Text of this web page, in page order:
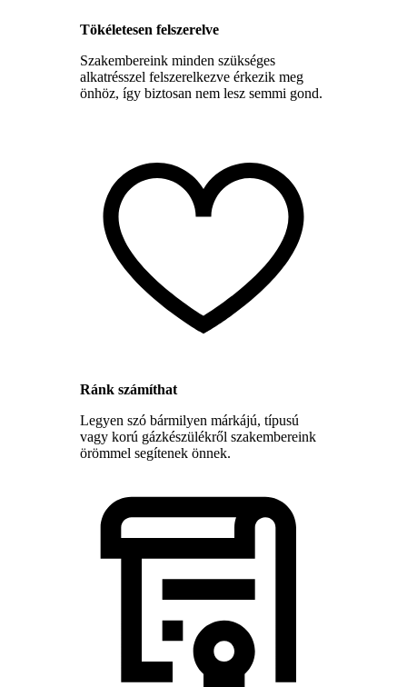
Tökéletesen felszerelve
Szakembereink minden szükséges
alkatrésszel felszerelkezve érkezik meg
önhöz, így biztosan nem lesz semmi gond.
Ránk számíthat
Legyen szó bármilyen márkájú, típusú
vagy korú gázkészülékről szakembereink
örömmel segítenek önnek.